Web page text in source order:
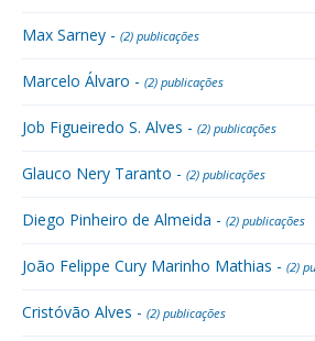
Max Sarney - (2) publicações
Marcelo Álvaro - (2) publicações
Job Figueiredo S. Alves - (2) publicações
Glauco Nery Taranto - (2) publicações
Diego Pinheiro de Almeida - (2) publicações
João Felippe Cury Marinho Mathias - (2)
Cristóvão Alves - (2) publicações